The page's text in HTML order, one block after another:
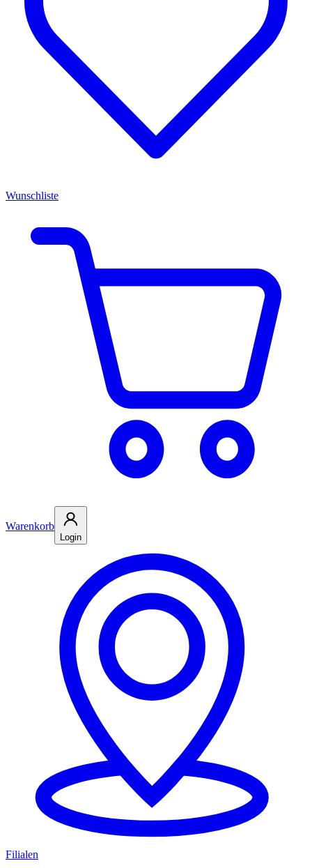
Wunschliste
Warenkorb
Login
Filialen